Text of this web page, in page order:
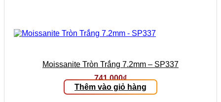
Moissanite Tròn Trắng 7.2mm – SP337
741.000₫
Thêm vào giỏ hàng